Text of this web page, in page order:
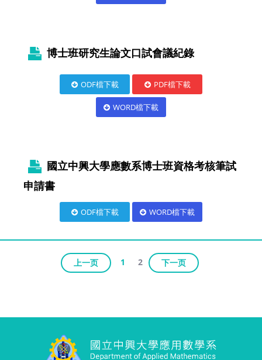
博士班研究生論文口試會議紀錄
ODF檔下載 PDF檔下載
WORD檔下載
國立中興大學應數系博士班資格考核筆試
申請書
ODF檔下載 WORD檔下載
上一页 1 2 下一页